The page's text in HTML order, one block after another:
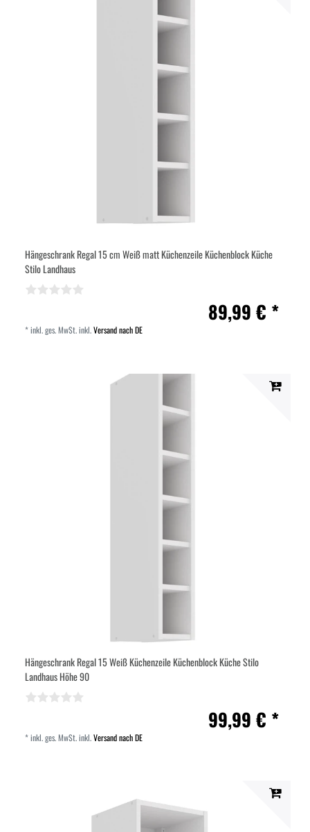
Hängeschrank Regal 15 cm Weiß matt Küchenzeile Küchenblock Küche
Stilo Landhaus
89,99 € *
*inkl. ges. MwSt.inkl.Versand nach DE
Hängeschrank Regal 15 Weiß Küchenzeile Küchenblock Küche Stilo
Landhaus Höhe 90
99,99 € *
*inkl. ges. MwSt.inkl.Versand nach DE